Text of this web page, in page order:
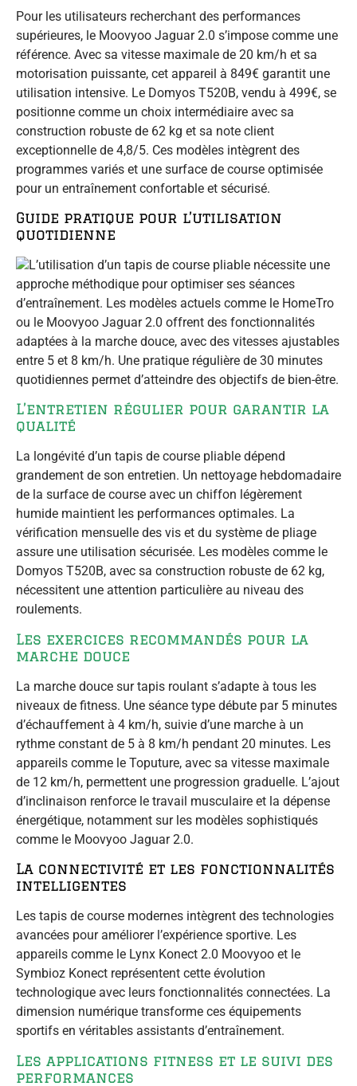
Pour les utilisateurs recherchant des performances
supérieures, le Moovyoo Jaguar 2.0 s’impose comme une
référence. Avec sa vitesse maximale de 20 km/h et sa
motorisation puissante, cet appareil à 849€ garantit une
utilisation intensive. Le Domyos T520B, vendu à 499€, se
positionne comme un choix intermédiaire avec sa
construction robuste de 62 kg et sa note client
exceptionnelle de 4,8/5. Ces modèles intègrent des
programmes variés et une surface de course optimisée
pour un entraînement confortable et sécurisé.
Guide pratique pour l’utilisation
quotidienne
L’utilisation d’un tapis de course pliable nécessite une
approche méthodique pour optimiser ses séances
d’entraînement. Les modèles actuels comme le HomeTro
ou le Moovyoo Jaguar 2.0 offrent des fonctionnalités
adaptées à la marche douce, avec des vitesses ajustables
entre 5 et 8 km/h. Une pratique régulière de 30 minutes
quotidiennes permet d’atteindre des objectifs de bien-être.
L’entretien régulier pour garantir la
qualité
La longévité d’un tapis de course pliable dépend
grandement de son entretien. Un nettoyage hebdomadaire
de la surface de course avec un chiffon légèrement
humide maintient les performances optimales. La
vérification mensuelle des vis et du système de pliage
assure une utilisation sécurisée. Les modèles comme le
Domyos T520B, avec sa construction robuste de 62 kg,
nécessitent une attention particulière au niveau des
roulements.
Les exercices recommandés pour la
marche douce
La marche douce sur tapis roulant s’adapte à tous les
niveaux de fitness. Une séance type débute par 5 minutes
d’échauffement à 4 km/h, suivie d’une marche à un
rythme constant de 5 à 8 km/h pendant 20 minutes. Les
appareils comme le Toputure, avec sa vitesse maximale
de 12 km/h, permettent une progression graduelle. L’ajout
d’inclinaison renforce le travail musculaire et la dépense
énergétique, notamment sur les modèles sophistiqués
comme le Moovyoo Jaguar 2.0.
La connectivité et les fonctionnalités
intelligentes
Les tapis de course modernes intègrent des technologies
avancées pour améliorer l’expérience sportive. Les
appareils comme le Lynx Konect 2.0 Moovyoo et le
Symbioz Konect représentent cette évolution
technologique avec leurs fonctionnalités connectées. La
dimension numérique transforme ces équipements
sportifs en véritables assistants d’entraînement.
Les applications fitness et le suivi des
performances